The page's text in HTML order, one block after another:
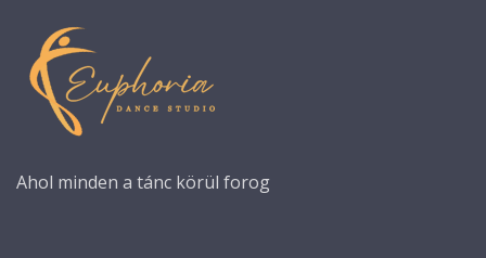
Ahol minden a tánc körül forog